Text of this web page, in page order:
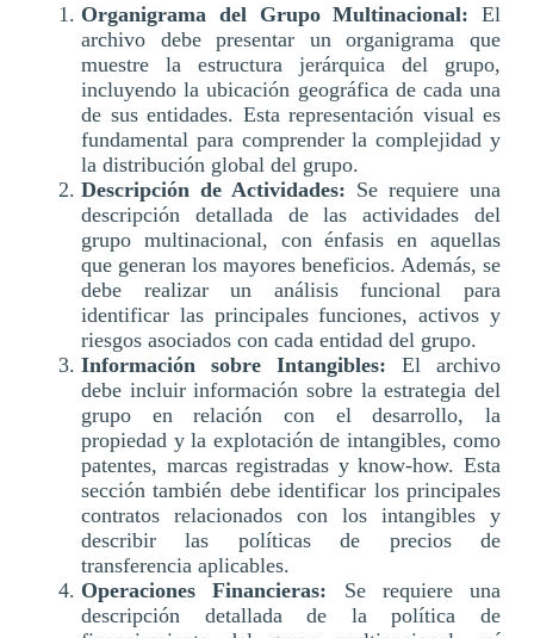
Organigrama del Grupo Multinacional: El
archivo debe presentar un organigrama que
muestre la estructura jerárquica del grupo,
incluyendo la ubicación geográfica de cada una
de sus entidades. Esta representación visual es
fundamental para comprender la complejidad y
la distribución global del grupo.
Descripción de Actividades: Se requiere una
descripción detallada de las actividades del
grupo multinacional, con énfasis en aquellas
que generan los mayores beneficios. Además, se
debe realizar un análisis funcional para
identificar las principales funciones, activos y
riesgos asociados con cada entidad del grupo.
Información sobre Intangibles: El archivo
debe incluir información sobre la estrategia del
grupo en relación con el desarrollo, la
propiedad y la explotación de intangibles, como
patentes, marcas registradas y know-how. Esta
sección también debe identificar los principales
contratos relacionados con los intangibles y
describir las políticas de precios de
transferencia aplicables.
Operaciones Financieras: Se requiere una
descripción detallada de la política de